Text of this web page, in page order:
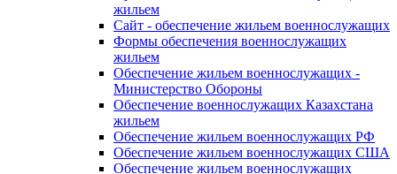
жильем
Сайт - обеспечение жильем военнослужащих
Формы обеспечения военнослужащих
жильем
Обеспечение жильем военнослужащих -
Министерство Обороны
Обеспечение военнослужащих Казахстана
жильем
Обеспечение жильем военнослужащих РФ
Обеспечение жильем военнослужащих США
Обеспечение жильем военнослужащих